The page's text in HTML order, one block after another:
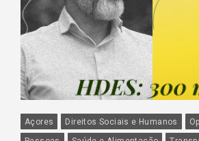
Açores Direitos Sociais e Humanos